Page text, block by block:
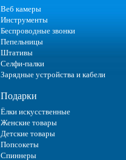
Веб камеры
Инструменты
Беспроводные звонки
Пепельницы
Штативы
Селфи-палки
Зарядные устройства и кабели
Подарки
Ёлки искусственные
Женские товары
Детские товары
Попсокеты
Спиннеры